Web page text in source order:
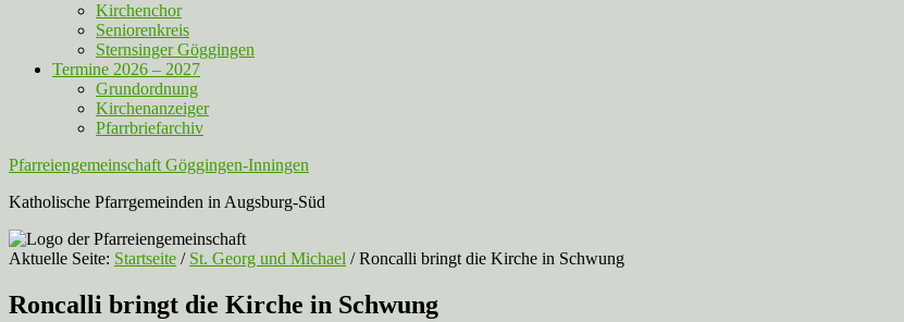
Kirchenchor
Seniorenkreis
Sternsinger Göggingen
Termine 2026 – 2027
Grundordnung
Kirchenanzeiger
Pfarrbriefarchiv
Pfarreiengemeinschaft Göggingen-Inningen
Katholische Pfarrgemeinden in Augsburg-Süd
Aktuelle Seite: Startseite / St. Georg und Michael /Roncalli bringt die Kirche in Schwung
Roncalli bringt die Kirche in Schwung